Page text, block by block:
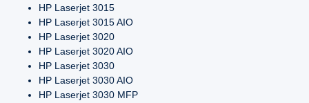
HP Laserjet 3015
HP Laserjet 3015 AIO
HP Laserjet 3020
HP Laserjet 3020 AIO
HP Laserjet 3030
HP Laserjet 3030 AIO
HP Laserjet 3030 MFP